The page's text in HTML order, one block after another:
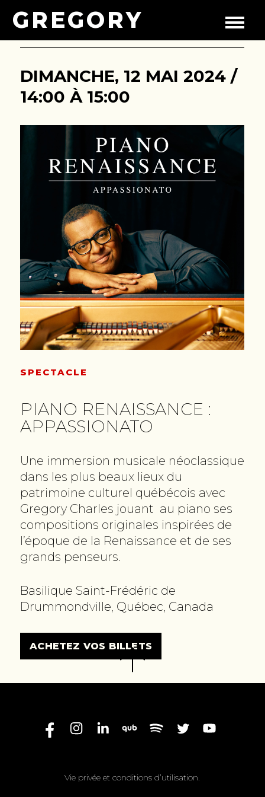
GREGORY
DIMANCHE, 12 MAI 2024 /
14:00 À 15:00
SPECTACLE
PIANO RENAISSANCE :
APPASSIONATO
Une immersion musicale néoclassique
dans les plus beaux lieux du
patrimoine culturel québécois avec
Gregory Charles jouant au piano ses
compositions originales inspirées de
l’époque de la Renaissance et de ses
grands penseurs.
Basilique Saint-Frédéric de
Drummondville, Québec, Canada
ACHETEZ VOS BILLETS
Vie privée et conditions d’utilisation.